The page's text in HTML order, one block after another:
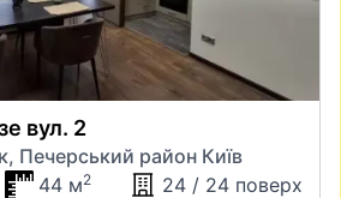
вул. 2
Печерський район Київ
44 м2
24 / 24 поверх